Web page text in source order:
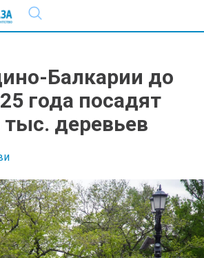
Балкарии до
года посадят
тыс. деревьев